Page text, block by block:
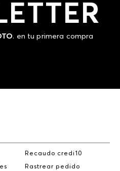
. en tu primera compra
Recaudo credi10
Rastrear pedido